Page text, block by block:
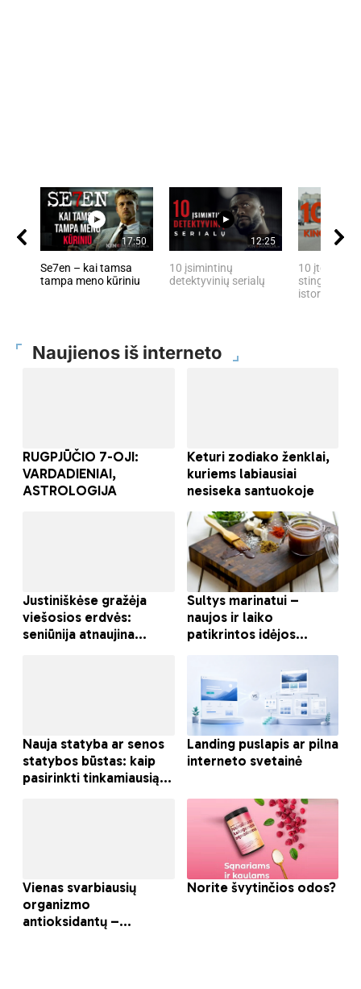
17:50
Se7en – kai tamsa
tampa meno kūriniu
12:25
10 įsimintinų
detektyvinių serialų
10 įtemptų,
stingdančių
istorijų
Naujienos iš interneto